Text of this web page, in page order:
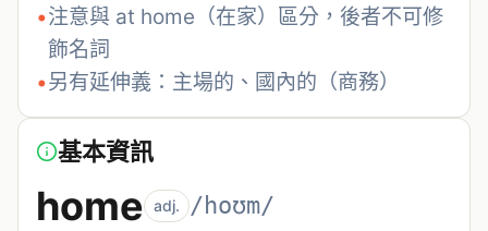
•注意與 at home（在家）區分，後者不可修
飾名詞
•另有延伸義：主場的、國內的（商務）
基本資訊
home adj. /hoʊm/